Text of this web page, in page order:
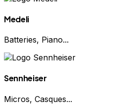
Medeli
Batteries, Piano...
Sennheiser
Micros, Casques...